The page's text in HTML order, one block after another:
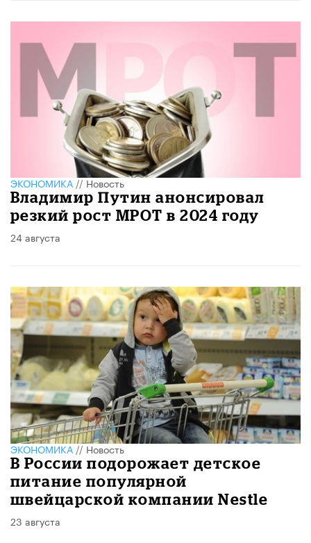
ЭКОНОМИКА //Новость
Владимир Путин анонсировал
резкий рост МРОТ в 2024 году
24 августа
ЭКОНОМИКА//Новость
В России подорожает детское
питание популярной
швейцарской компании Nestle
23 августа